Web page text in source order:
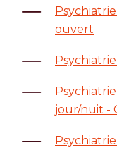
ouvert
jour/nuit -